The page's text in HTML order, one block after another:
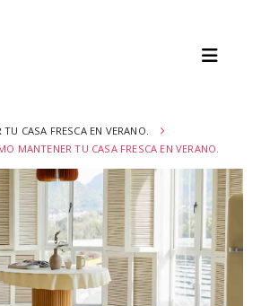
CASA FRESCA EN VERANO.
MANTENER TU CASA FRESCA EN VERANO.